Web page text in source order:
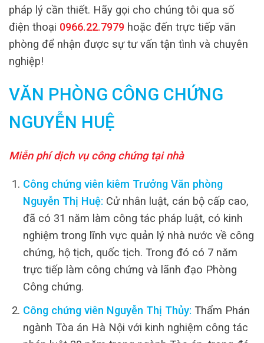
pháp lý cần thiết. Hãy gọi cho chúng tôi qua số
điện thoại 0966.22.7979 hoặc đến trực tiếp văn
phòng để nhận được sự tư vấn tận tình và chuyên
nghiệp!
VĂN PHÒNG CÔNG CHỨNG
NGUYỄN HUỆ
Miễn phí dịch vụ công chứng tại nhà
Công chứng viên kiêm Trưởng Văn phòng
Nguyễn Thị Huệ: Cử nhân luật, cán bộ cấp cao,
đã có 31 năm làm công tác pháp luật, có kinh
nghiệm trong lĩnh vực quản lý nhà nước về công
chứng, hộ tịch, quốc tịch. Trong đó có 7 năm
trực tiếp làm công chứng và lãnh đạo Phòng
Công chứng.
Công chứng viên Nguyễn Thị Thủy: Thẩm Phán
ngành Tòa án Hà Nội với kinh nghiệm công tác